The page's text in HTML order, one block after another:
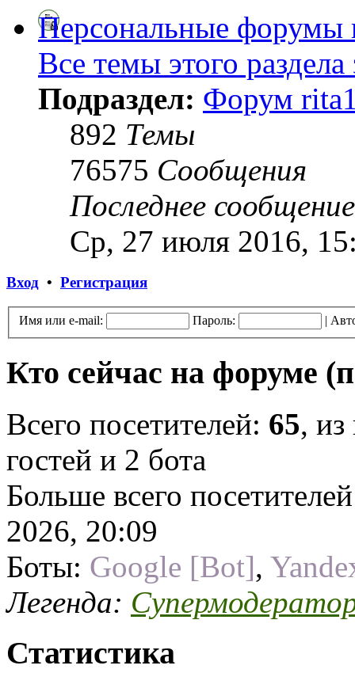
Персональные форумы
Все темы этого
Подраздел: Форум
892 Темы
76575 Сообщения
Последнее сообщение
Ср, 27 июля 2016,
Вход • Регистрация
Имя или e-mail: Пароль: |
Кто сейчас на форуме
Всего посетителей: 65,
гостей и 2 бота
Больше всего
2026, 20:09
Боты: Google [Bot],
Легенда:
Статистика